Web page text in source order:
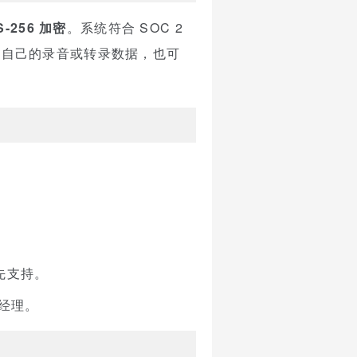
256 加密。系统符合 SOC 2
己的录音或转录数据，也可
持。
。